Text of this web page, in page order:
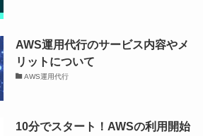
AWS運用代行のサービス内容やメ
リットについて
AWS運用代行
10分でスタート！AWSの利用開始